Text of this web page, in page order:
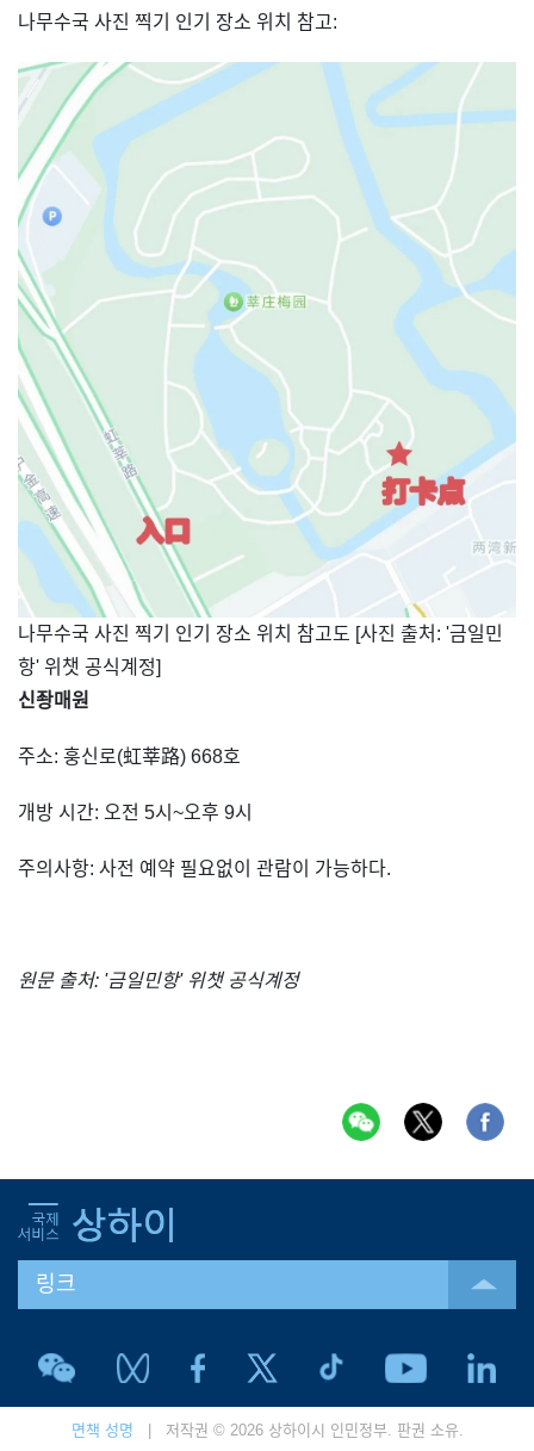
나무수국 사진 찍기 인기 장소 위치 참고:
나무수국 사진 찍기 인기 장소 위치 참고도 [사진 출처: '금일민
항' 위챗 공식계정]
신좡매원
주소: 훙신로(虹莘路) 668호
개방 시간: 오전 5시~오후 9시
주의사항: 사전 예약 필요없이 관람이 가능하다.
원문 출처: '금일민항' 위챗 공식계정
링크
면책 성명 | 저작권 © 2026 상하이시 인민정부. 판권 소유.